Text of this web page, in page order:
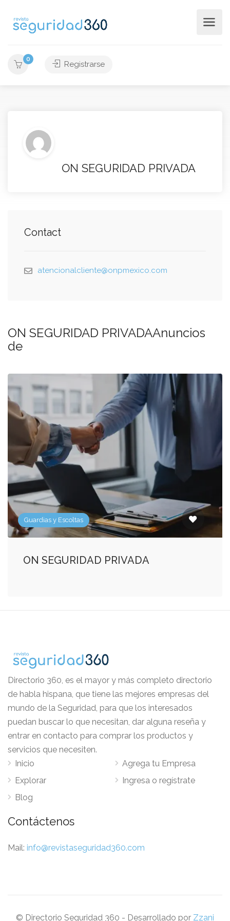
0
Registrarse
ON SEGURIDAD PRIVADA
Contact
atencionalcliente@onpmexico.com
ON SEGURIDAD PRIVADAAnuncios
de
Guardias y Escoltas
ON SEGURIDAD PRIVADA
Directorio 360, es el mayor y más completo directorio
de habla hispana, que tiene las mejores empresas del
mundo de la Seguridad, para que los interesados
puedan buscar lo que necesitan, dar alguna reseña y
entrar en contacto para comprar los productos y
servicios que necesiten.
Inicio
Explorar
Blog
Agrega tu Empresa
Ingresa o regístrate
Contáctenos
Mail: info@revistaseguridad360.com
© Directorio Seguridad 360 - Desarrollado por Zzani